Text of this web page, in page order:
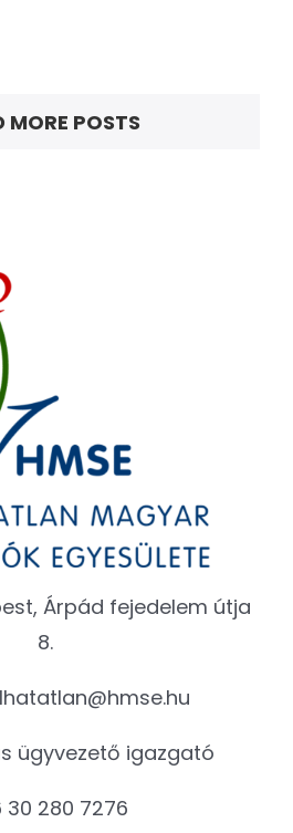
MORE POSTS
Árpád fejedelem útja
8.
ügyvezető igazgató
30 280 7276